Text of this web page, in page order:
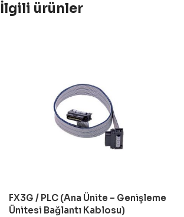
İlgili ürünler
FX3G / PLC (Ana Ünite – Genişleme
Ünitesi Bağlantı Kablosu)